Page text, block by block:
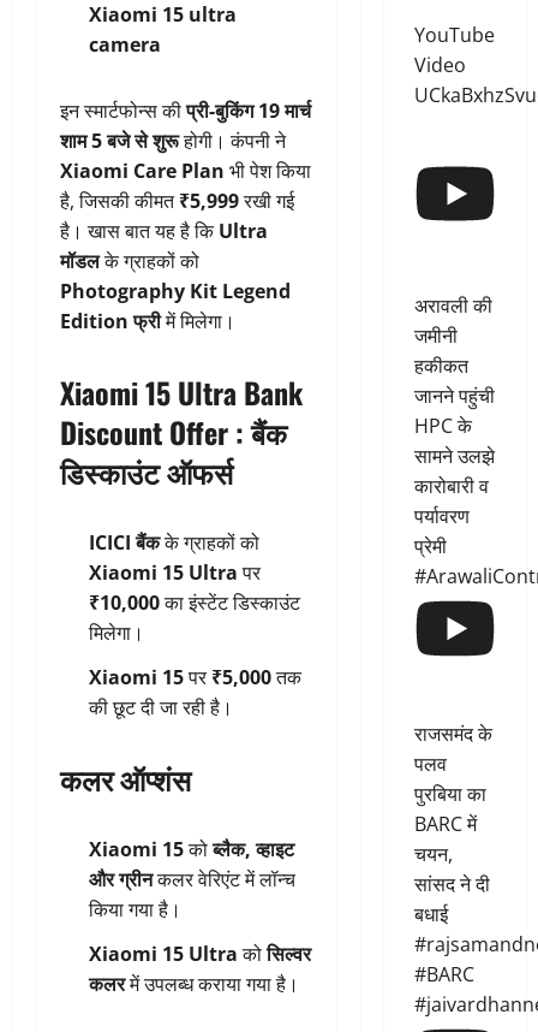
Xiaomi 15 ultra
camera
इन स्मार्टफोन्स कीप्री-बुकिंग 19 मार्च
शाम 5 बजे से शुरूहोगी। कंपनी ने
Xiaomi Care Plan भी पेश किया
है, जिसकी कीमत₹5,999रखी गई
है। खास बात यह है किUltra
मॉडलके ग्राहकों को
Photography Kit Legend
Edition फ्रीमें मिलेगा।
Xiaomi 15 Ultra Bank
Discount Offer :बैंक
डिस्काउंट ऑफर्स
ICICI बैंकके ग्राहकों को
Xiaomi 15 Ultraपर
₹10,000का इंस्टेंट डिस्काउंट
मिलेगा।
Xiaomi 15पर ₹5,000तक
की छूट दी जा रही है।
कलर ऑप्शंस
Xiaomi 15कोब्लैक, व्हाइट
और ग्रीनकलर वेरिएंट में लॉन्च
किया गया है।
Xiaomi 15 Ultraकोसिल्वर
कलरमें उपलब्ध कराया गया है।
YouTube
Video
अरावली की
जमीनी
हकीकत
जानने पहुंची
HPC के
सामने उलझे
कारोबारी व
पर्यावरण
प्रेमी
राजसमंद के
पलव
पुरबिया का
BARC में
चयन,
सांसद ने दी
बधाई
#BARC